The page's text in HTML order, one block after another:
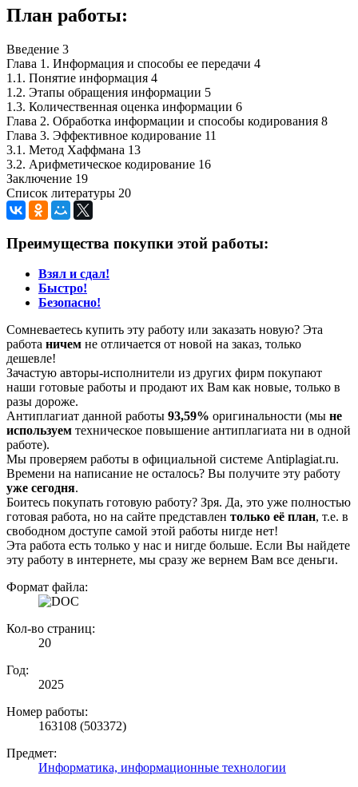
План работы:
Введение 3
Глава 1. Информация и способы ее передачи 4
1.1. Понятие информация 4
1.2. Этапы обращения информации 5
1.3. Количественная оценка информации 6
Глава 2. Обработка информации и способы кодирования 8
Глава 3. Эффективное кодирование 11
3.1. Метод Хаффмана 13
3.2. Арифметическое кодирование 16
Заключение 19
Список литературы 20
Преимущества покупки этой работы:
Взял и сдал!
Быстро!
Безопасно!
Сомневаетесь купить эту работу или заказать новую? Эта
работа ничем не отличается от новой на заказ, только
дешевле!
Зачастую авторы-исполнители из других фирм покупают
наши готовые работы и продают их Вам как новые, только в
разы дороже.
Антиплагиат данной работы 93,59% оригинальности (мы не
используем техническое повышение антиплагиата ни в одной
работе).
Мы проверяем работы в официальной системе Аntiplagiat.ru.
Времени на написание не осталось? Вы получите эту работу
уже сегодня.
Боитесь покупать готовую работу? Зря. Да, это уже полностью
готовая работа, но на сайте представлен только её план, т.е. в
свободном доступе самой этой работы нигде нет!
Эта работа есть только у нас и нигде больше. Если Вы найдете
эту работу в интернете, мы сразу же вернем Вам все деньги.
Формат файла:
Кол-во страниц:
20
Год:
2025
Номер работы:
163108 (503372)
Предмет:
Информатика, информационные технологии